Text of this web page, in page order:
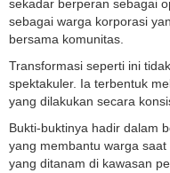
sekadar berperan sebagai
sebagai warga korporasi
bersama komunitas.
Transformasi seperti ini
spektakuler. Ia terbentuk
yang dilakukan secara
Bukti-buktinya hadir dalam
yang membantu warga
yang ditanam di kawasan